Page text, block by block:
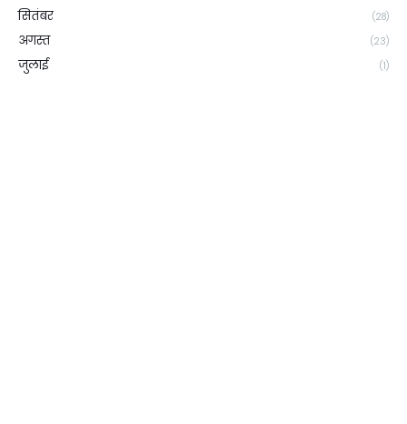
सितंबर (28)
अगस्त (23)
जुलाई (1)